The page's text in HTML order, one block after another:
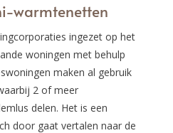
warmtenetten
ingezet op het
woningen met behulp
maken al gebruik
2 of meer
delen. Het is een
door gaat vertalen naar de